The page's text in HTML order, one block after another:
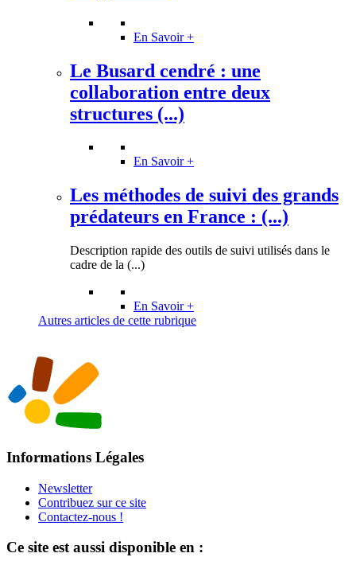
En Savoir +
Le Busard cendré : une
collaboration entre deux
structures (...)
En Savoir +
Les méthodes de suivi des grands
prédateurs en France : (...)
Description rapide des outils de suivi utilisés dans le
cadre de la (...)
En Savoir +
Autres articles de cette rubrique
Informations Légales
Newsletter
Contribuez sur ce site
Contactez-nous !
Ce site est aussi disponible en :